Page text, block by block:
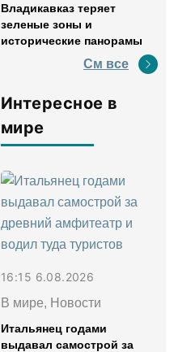
Владикавказ теряет
зеленые зоны и
исторические панорамы
См все
Интересное в
мире
16:15 6.08.2026
В мире, Новости
Итальянец годами
выдавал самострой за